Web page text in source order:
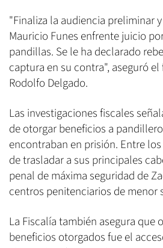
"Finaliza la audiencia preliminar
Mauricio Funes enfrente juicio
pandillas. Se le ha declarado
captura en su contra", aseguró
Rodolfo Delgado.
Las investigaciones fiscales
de otorgar beneficios a
encontraban en prisión. Entre
de trasladar a sus principales
penal de máxima seguridad de
centros penitenciarios de menor
La Fiscalía también asegura que
beneficios otorgados fue el